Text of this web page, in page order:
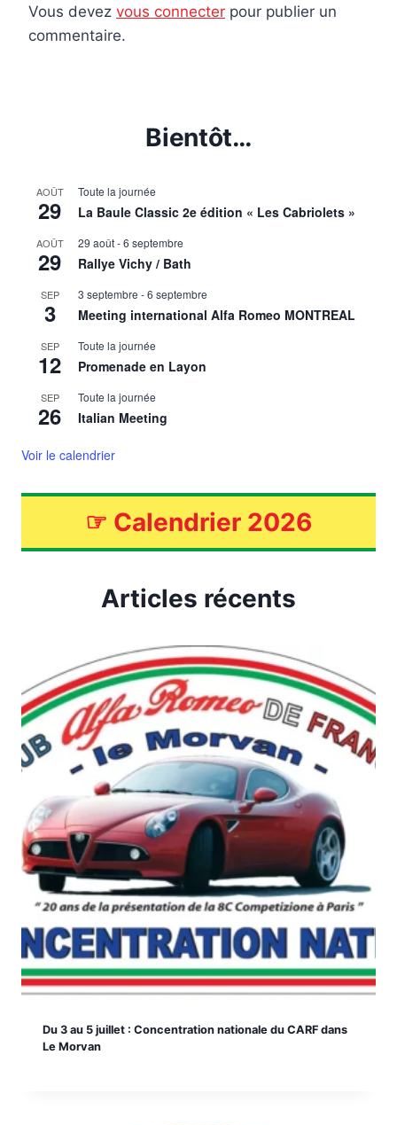
Vous devez vous connecter pour publier un
commentaire.
Bientôt…
AOÛT
29
Toute la journée
La Baule Classic 2e édition « Les Cabriolets »
AOÛT
29
29 août-6 septembre
Rallye Vichy / Bath
SEP
3
3 septembre -6 septembre
Meeting international Alfa Romeo MONTREAL
SEP
12
Toute la journée
Promenade en Layon
SEP
26
Toute la journée
Italian Meeting
Voir le calendrier
☞ Calendrier 2026
Articles récents
Du 3 au 5 juillet : Concentration nationale du CARF dans
Le Morvan